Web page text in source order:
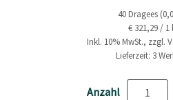
40 Dragees
€ 321,29 / 1
Inkl. 10% MwSt., zzgl.
Lieferzeit: 3
Anzahl